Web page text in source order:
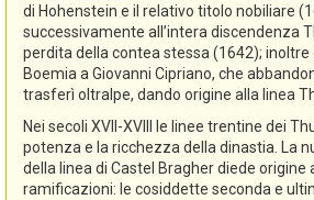
di Hohenstein e il relativo titolo nobiliare
successivamente all’intera discendenza
perdita della contea stessa (1642); inoltre
Boemia a Giovanni Cipriano, che
trasferì oltralpe, dando origine alla linea
Nei secoli XVII-XVIII le linee trentine dei
potenza e la ricchezza della dinastia. La
della linea di Castel Bragher diede origine
ramificazioni: le cosiddette seconda e